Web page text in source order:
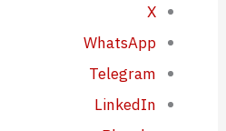
X
WhatsApp
Telegram
LinkedIn